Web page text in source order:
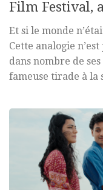
Film Festival,
Et si le monde
Cette analogie
dans nombre de
fameuse tirade à la